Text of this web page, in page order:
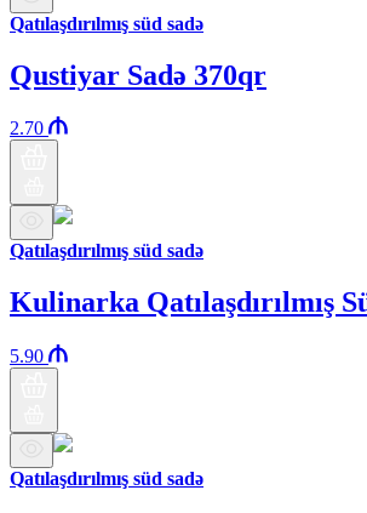
Qatılaşdırılmış süd sadə
Qustiyar Sadə 370qr
2.70
Qatılaşdırılmış süd sadə
Kulinarka Qatılaşdırılmış
5.90
Qatılaşdırılmış süd sadə